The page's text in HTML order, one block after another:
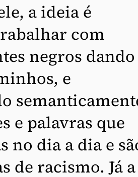
a ideia é
com
negros dando
e
e palavras que
no dia a dia e
de racismo. Já a